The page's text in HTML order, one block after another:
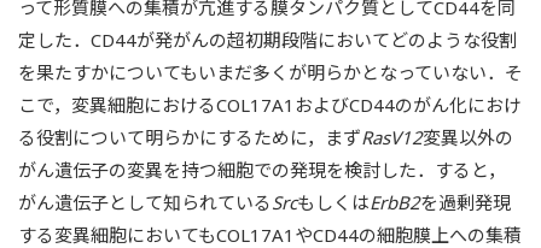
って形質膜への集積が亢進する膜タンパク質としてCD44を同
定した．CD44が発がんの超初期段階においてどのような役割
を果たすかについてもいまだ多くが明らかとなっていない．そ
こで，変異細胞におけるCOL17A1およびCD44のがん化におけ
る役割について明らかにするために，まずRasV12変異以外の
がん遺伝子の変異を持つ細胞での発現を検討した．すると，
がん遺伝子として知られている SrcもしくはErbB2を過剰発現
する変異細胞においてもCOL17A1やCD44の細胞膜上への集積